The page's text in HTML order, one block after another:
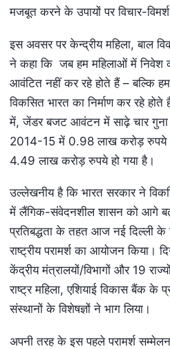
मजबूत करने के उपायों पर विचार-
इस अवसर पर केन्द्रीय महिला, बाल
ने कहा कि जब हम महिलाओं में
आवंटित नहीं कर रहे होते हैं – बल्कि
विकसित भारत का निर्माण कर रहे होते
में, जेंडर बजट आवंटन में साढ़े चार गुना
2014-15 में 0.98 लाख करोड़ रुपये
4.49 लाख करोड़ रुपये हो गया है।
उल्लेखनीय है कि भारत सरकार ने
में लैंगिक-संवेदनशील शासन को आगे
प्रतिबद्धता के तहत आज नई दिल्ली के
राष्ट्रीय परामर्श का आयोजन किया।
केंद्रीय मंत्रालयों/विभागों और 19
राष्ट्र महिला, एशियाई विकास बैंक के
संस्थानों के विशेषज्ञों ने भाग लिया।
अपनी तरह के इस पहले परामर्श सम्मेलन